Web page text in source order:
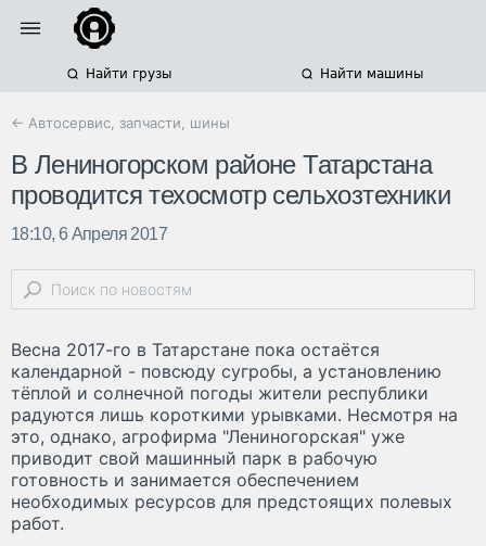
Найти грузы Найти машины
← Автосервис, запчасти, шины
В Лениногорском районе Татарстана
проводится техосмотр сельхозтехники
18:10, 6 Апреля 2017
Весна 2017-го в Татарстане пока остаётся
календарной - повсюду сугробы, а установлению
тёплой и солнечной погоды жители республики
радуются лишь короткими урывками. Несмотря на
это, однако, агрофирма "Лениногорская" уже
приводит свой машинный парк в рабочую
готовность и занимается обеспечением
необходимых ресурсов для предстоящих полевых
работ.